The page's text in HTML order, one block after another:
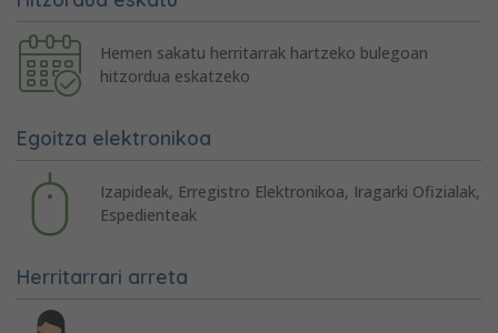
Hemen sakatu herritarrak hartzeko bulegoan
hitzordua eskatzeko
Egoitza elektronikoa
Izapideak, Erregistro Elektronikoa, Iragarki Ofizialak,
Espedienteak
Herritarrari arreta